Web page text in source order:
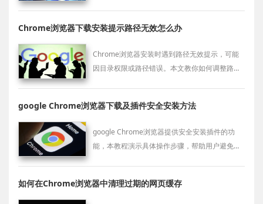
Chrome浏览器下载安装提示路径无效怎么办
Chrome浏览器安装时遇到路径无效提示，可能
因目录权限或路径错误。本文教你如何调整路径
google Chrome浏览器下载及插件安全安装方法
google Chrome浏览器提供安全安装插件的功
能，本教程演示具体操作步骤，帮助用户避免插
如何在Chrome浏览器中清理过期的网页缓存